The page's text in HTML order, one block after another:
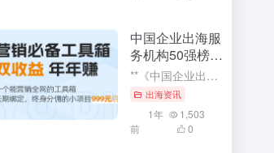
中国企业出海服
务机构50强榜单
解读
**《中国企业出海服务机构50强榜单解读》：深度探索与利用企业出海服务的核心竞争力** 在全球化经济浪潮中，中国企业出海已成为一种趋势。而《中国企业出海服务机构50强榜单》的发布，无疑为众多寻求海外市...
出海资讯
1年
前
1,503
0